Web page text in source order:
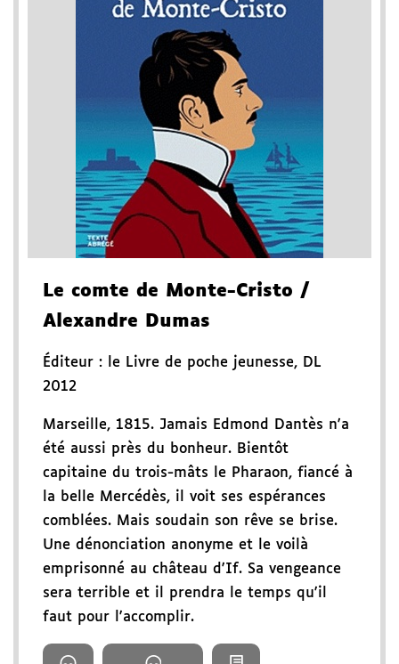
Le comte de Monte-Cristo /
Alexandre Dumas
Éditeur : le Livre de poche jeunesse, DL
2012
Marseille, 1815. Jamais Edmond Dantès n'a
été aussi près du bonheur. Bientôt
capitaine du trois-mâts le Pharaon, fiancé à
la belle Mercédès, il voit ses espérances
comblées. Mais soudain son rêve se brise.
Une dénonciation anonyme et le voilà
emprisonné au château d'If. Sa vengeance
sera terrible et il prendra le temps qu'il
faut pour l'accomplir.